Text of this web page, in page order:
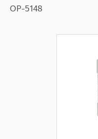
OP-5148